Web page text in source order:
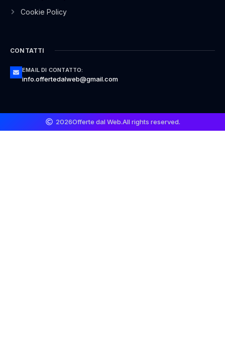
Cookie Policy
CONTATTI
EMAIL DI CONTATTO:
info.offertedalweb@gmail.com
2026Offerte dal Web.All rights reserved.